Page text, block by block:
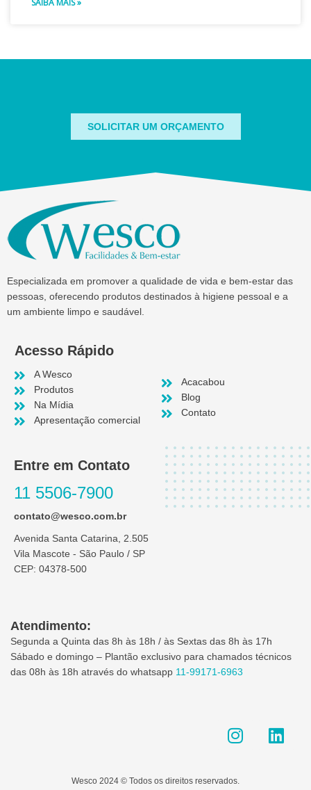
SAIBA MAIS »
SOLICITAR UM ORÇAMENTO
Especializada em promover a qualidade de vida e bem-estar das
pessoas, oferecendo produtos destinados à higiene pessoal e a
um ambiente limpo e saudável.
Acesso Rápido
A Wesco
Produtos
Na Mídia
Apresentação comercial
Acacabou
Blog
Contato
Entre em Contato
11 5506-7900
contato@wesco.com.br
Avenida Santa Catarina, 2.505
Vila Mascote - São Paulo / SP
CEP: 04378-500
Atendimento:
Segunda a Quinta das 8h às 18h / às Sextas das 8h às 17h
Sábado e domingo – Plantão exclusivo para chamados técnicos
das 08h às 18h através do whatsapp 11-99171-6963
n i
Wesco 2024 © Todos os direitos reservados.